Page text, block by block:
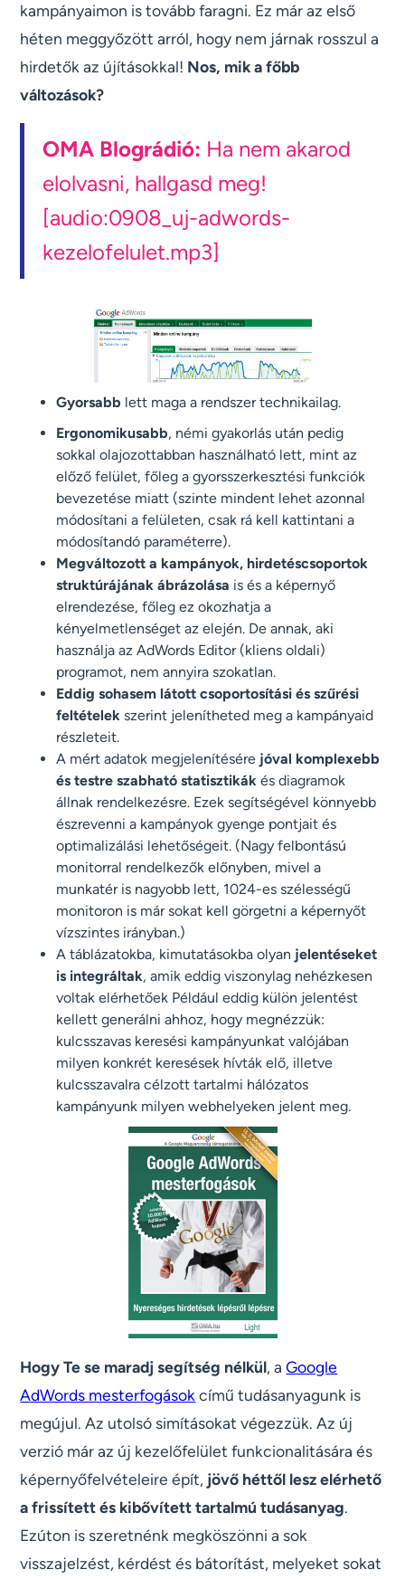
kampányaimon is tovább faragni. Ez már az első
héten meggyőzött arról, hogy nem járnak rosszul a
hirdetők az újításokkal! Nos, mik a főbb
változások?
OMA Blográdió: Ha nem akarod
elolvasni, hallgasd meg!
[audio:0908_uj-adwords-
kezelofelulet.mp3]
Gyorsabb lett maga a rendszer technikailag.
Ergonomikusabb, némi gyakorlás után pedig
sokkal olajozottabban használható lett, mint az
előző felület, főleg a gyorsszerkesztési funkciók
bevezetése miatt (szinte mindent lehet azonnal
módosítani a felületen, csak rá kell kattintani a
módosítandó paraméterre).
Megváltozott a kampányok, hirdetéscsoportok
struktúrájának ábrázolása is és a képernyő
elrendezése, főleg ez okozhatja a
kényelmetlenséget az elején. De annak, aki
használja az AdWords Editor (kliens oldali)
programot, nem annyira szokatlan.
Eddig sohasem látott csoportosítási és szűrési
feltételek szerint jelenítheted meg a kampányaid
részleteit.
A mért adatok megjelenítésére jóval komplexebb
és testre szabható statisztikák és diagramok
állnak rendelkezésre. Ezek segítségével könnyebb
észrevenni a kampányok gyenge pontjait és
optimalizálási lehetőségeit. (Nagy felbontású
monitorral rendelkezők előnyben, mivel a
munkatér is nagyobb lett, 1024-es szélességű
monitoron is már sokat kell görgetni a képernyőt
vízszintes irányban.)
A táblázatokba, kimutatásokba olyan jelentéseket
is integráltak, amik eddig viszonylag nehézkesen
voltak elérhetőek Például eddig külön jelentést
kellett generálni ahhoz, hogy megnézzük:
kulcsszavas keresési kampányunkat valójában
milyen konkrét keresések hívták elő, illetve
kulcsszavalra célzott tartalmi hálózatos
kampányunk milyen webhelyeken jelent meg.
Hogy Te se maradj segítség nélkül, aGoogle
AdWords mesterfogások című tudásanyagunk is
megújul. Az utolsó simításokat végezzük. Az új
verzió már az új kezelőfelület funkcionalitására és
képernyőfelvételeire épít, jövő héttől lesz elérhető
a frissített és kibővített tartalmú tudásanyag.
Ezúton is szeretnénk megköszönni a sok
visszajelzést, kérdést és bátorítást, melyeket sokat